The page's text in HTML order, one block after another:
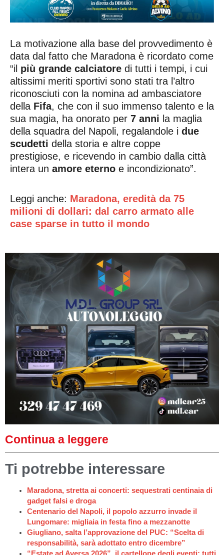
La motivazione alla base del provvedimento è
data dal fatto che Maradona è ricordato come
“il più grande calciatore di tutti i tempi, i cui
altissimi meriti sportivi sono stati tra l’altro
riconosciuti con la nomina ad ambasciatore
della Fifa, che con il suo immenso talento e la
sua magia, ha onorato per 7 anni la maglia
della squadra del Napoli, regalandole i due
scudetti della storia e altre coppe
prestigiose, e ricevendo in cambio dalla città
intera un amore eterno e incondizionato”.
Leggi anche: Maradona, eredità da 75
milioni di dollari: dal carro armato alle
case sparse in tutto il mondo
Continua a leggere
Ti potrebbe interessare
Maradona, stretta ai concerti: sequestrati centinaia di
gadget falsi e droga
Centenario del Napoli, il popolo azzurro invade il
Lungomare: migliaia in festa fino a mezzanotte
Giugliano, salta l’approvazione del PUC: “Scelta di
responsabilità, sarà adottato entro dicembre”